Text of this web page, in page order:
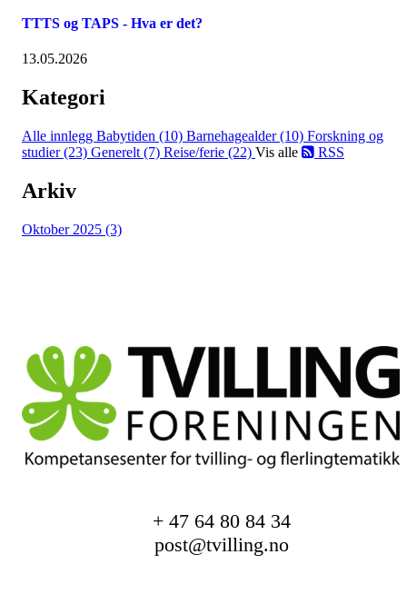
TTTS og TAPS - Hva er det?
13.05.2026
Kategori
Alle innlegg Babytiden (10) Barnehagealder (10) Forskning og
studier (23) Generelt (7) Reise/ferie (22) Vis alle RSS
Arkiv
Oktober 2025 (3)
+ 47 64 80 84 34
post@tvilling.no